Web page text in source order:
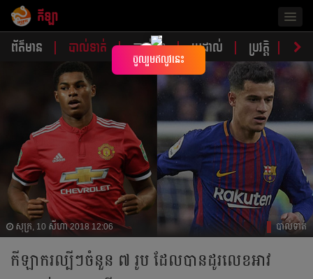
កីឡា
ព័ត៌មាន បាល់ទាត់ បាល់ទះ ប្រដាល់ ប្រវត្តិ​​ វិភា
សុក្រ, 10 សីហា 2018 12:06 បាល់ទាត់
កីឡាករ​ល្បី​ៗ​ចំនួន ៧ រូប ដែល​បាន​ដូរ​លេខ​អាវ​
×
ចូលរួមឥលូវនេះ